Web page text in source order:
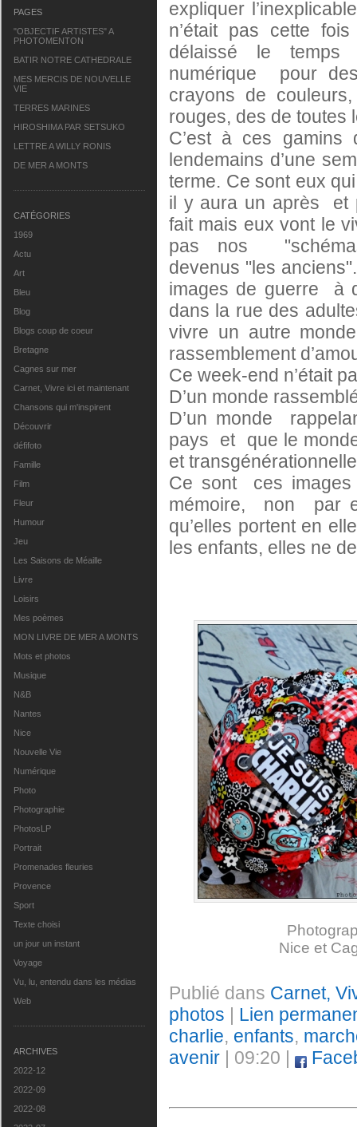
PAGES
"OBJECTIF ARTISTES" A
PHOTOMENTON
BATIR NOTRE CATHEDRALE
MES MERCIS DE NOUVELLE
VIE
TERRES MARINES
HIROSHIMA PAR SETSUKO
LETTRE A WILLY RONIS
DE MER A MONTS
CATÉGORIES
1969
Actu
Art
Bleu
Blog
Blogs coup de coeur
Bretagne
Cagnes sur mer
Carnet, Vivre ici et maintenant
Chansons qui m'inspirent
Découvrir
défifoto
Famille
Film
Fleur
Humour
Jeu
Les Saisons de Méaille
Livre
Loisirs
Mes poèmes
MON LIVRE DE MER A MONTS
Mots et photos
Musique
N&B
Nantes
Nice
Nouvelle Vie
Numérique
Photo
Photographie
PhotosLP
Portrait
Promenades fleuries
Provence
Sport
Texte choisi
un jour un instant
Voyage
Vu, lu, entendu dans les médias
Web
ARCHIVES
2022-12
2022-09
2022-08
expliquer
n’était pas cette
délaissé le temps
numérique pour
crayons de
rouges, des de
C’est à ces
lendemains d’une
terme. Ce sont eux
il y aura un après et
fait mais eux vont le
pas nos
devenus "les
images de guerre à
dans la rue des
vivre un autre
rassemblement
Ce week-end n’était
D’un monde
D’un monde
pays et que le
et
Ce sont ces
mémoire, non par
qu’elles portent en
les enfants, elles ne
Nice et
Publié dans Carnet,
photos | Lien
charlie, enfants,
avenir | 09:20 |